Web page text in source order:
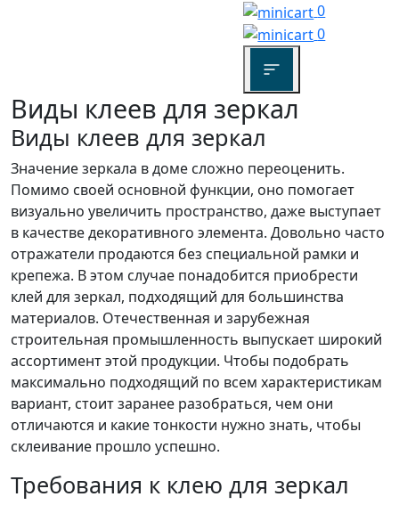
0
0
Виды клеев для зеркал
Виды клеев для зеркал
Значение зеркала в доме сложно переоценить.
Помимо своей основной функции, оно помогает
визуально увеличить пространство, даже выступает
в качестве декоративного элемента. Довольно часто
отражатели продаются без специальной рамки и
крепежа. В этом случае понадобится приобрести
клей для зеркал, подходящий для большинства
материалов. Отечественная и зарубежная
строительная промышленность выпускает широкий
ассортимент этой продукции. Чтобы подобрать
максимально подходящий по всем характеристикам
вариант, стоит заранее разобраться, чем они
отличаются и какие тонкости нужно знать, чтобы
склеивание прошло успешно.
Требования к клею для зеркал